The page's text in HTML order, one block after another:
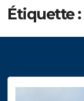
Étiquette :